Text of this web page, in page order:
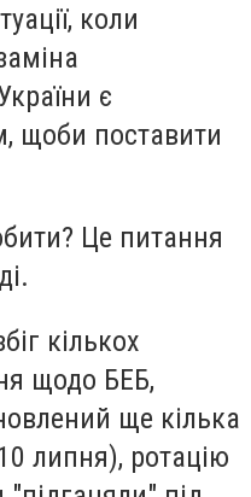
коли
є
щоби поставити
Це питання
кількох
щодо БЕБ,
ще кілька
липня), ротацію